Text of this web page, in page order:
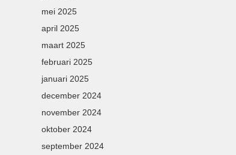
mei 2025
april 2025
maart 2025
februari 2025
januari 2025
december 2024
november 2024
oktober 2024
september 2024